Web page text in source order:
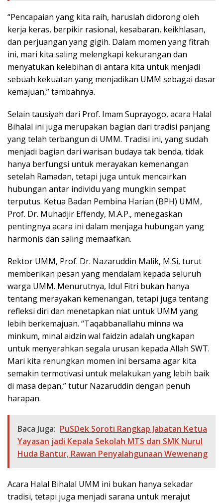
“Pencapaian yang kita raih, haruslah didorong oleh
kerja keras, berpikir rasional, kesabaran, keikhlasan,
dan perjuangan yang gigih. Dalam momen yang fitrah
ini, mari kita saling melengkapi kekurangan dan
menyatukan kelebihan di antara kita untuk menjadi
sebuah kekuatan yang menjadikan UMM sebagai dasar
kemajuan,” tambahnya.
Selain tausiyah dari Prof. Imam Suprayogo, acara Halal
Bihalal ini juga merupakan bagian dari tradisi panjang
yang telah terbangun di UMM. Tradisi ini, yang sudah
menjadi bagian dari warisan budaya tak benda, tidak
hanya berfungsi untuk merayakan kemenangan
setelah Ramadan, tetapi juga untuk mencairkan
hubungan antar individu yang mungkin sempat
terputus. Ketua Badan Pembina Harian (BPH) UMM,
Prof. Dr. Muhadjir Effendy, M.A.P., menegaskan
pentingnya acara ini dalam menjaga hubungan yang
harmonis dan saling memaafkan.
Rektor UMM, Prof. Dr. Nazaruddin Malik, M.Si, turut
memberikan pesan yang mendalam kepada seluruh
warga UMM. Menurutnya, Idul Fitri bukan hanya
tentang merayakan kemenangan, tetapi juga tentang
refleksi diri dan menetapkan niat untuk UMM yang
lebih berkemajuan. “Taqabbanallahu minna wa
minkum, minal aidzin wal faidzin adalah ungkapan
untuk menyerahkan segala urusan kepada Allah SWT.
Mari kita renungkan momen ini bersama agar kita
semakin termotivasi untuk melakukan yang lebih baik
di masa depan,” tutur Nazaruddin dengan penuh
harapan.
Baca Juga: PuSDek Soroti Rangkap Jabatan Ketua
Yayasan jadi Kepala Sekolah MTS dan SMK Nurul
Huda Bantur, Rawan Penyalahgunaan Wewenang
Acara Halal Bihalal UMM ini bukan hanya sekadar
tradisi, tetapi juga menjadi sarana untuk merajut